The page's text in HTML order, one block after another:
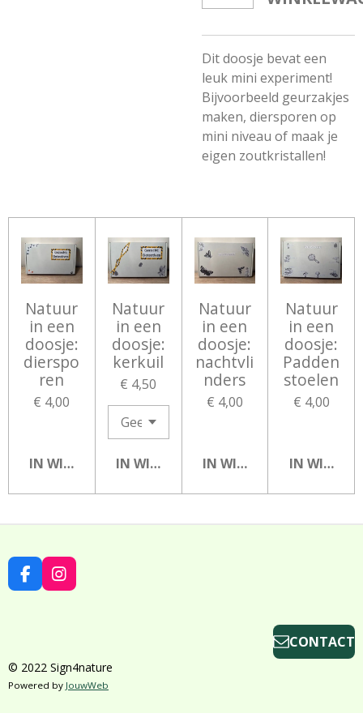
Dit doosje bevat een
leuk mini experiment!
Bijvoorbeeld geurzakjes
maken, diersporen op
mini niveau of maak je
eigen zoutkristallen!
Natuur
in een
doosje:
dierspo
ren
€ 4,00
IN WINKELWAGEN
Natuur
in een
doosje:
kerkuil
€ 4,50
IN WINKELWAGEN
Natuur
in een
doosje:
nachtvli
nders
€ 4,00
IN WINKELWAGEN
Natuur
in een
doosje:
Padden
stoelen
€ 4,00
IN
F
A
O
K
I
N
R
A
CONTACT
© 2022 Sign4nature
Powered by JouwWeb